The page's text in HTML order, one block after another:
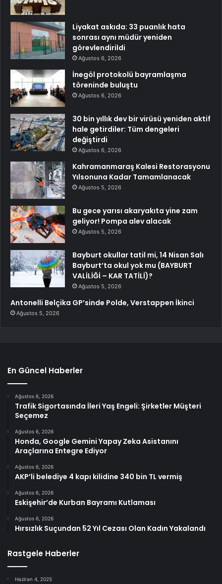
Liyakat askıda: 33 puanlık hata
sonrası aynı müdür yeniden
görevlendirildi
Ağustos 6, 2026
İnegöl protokolü bayramlaşma
töreninde buluştu
Ağustos 6, 2026
30 bin yıllık dev bir virüsü yeniden aktif
hale getirdiler: Tüm dengeleri
değiştirdi
Ağustos 6, 2026
Kahramanmaraş Kalesi Restorasyonu
Yılsonuna Kadar Tamamlanacak
Ağustos 5, 2026
Bu gece yarısı akaryakıta yine zam
geliyor! Pompa alev alacak
Ağustos 5, 2026
Bayburt okullar tatil mi, 14 Nisan Salı
Bayburt’ta okul yok mu (BAYBURT
VALİLİĞİ – KAR TATİLİ)?
Ağustos 5, 2026
Antonelli Belçika GP’sinde Polde, Verstappen İkinci
Ağustos 5, 2026
En Güncel Haberler
Ağustos 6, 2026
Trafik Sigortasında İleri Yaş Engeli: Şirketler Müşteri
Seçemez
Ağustos 6, 2026
Honda, Google Gemini Yapay Zeka Asistanını
Araçlarına Entegre Ediyor
Ağustos 6, 2026
AKP’li belediye 4 kapı kilidine 340 bin TL vermiş
Ağustos 6, 2026
Eskişehir’de Kurban Bayramı Kutlaması
Ağustos 6, 2026
Hırsızlık Suçundan 52 Yıl Cezası Olan Kadın Yakalandı
Rastgele Haberler
Haziran 4, 2025